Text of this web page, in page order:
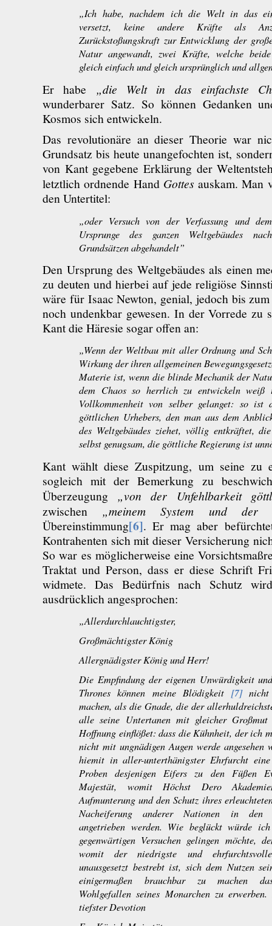
„Ich habe, nachdem ich die Welt in das
versetzt, keine andere Kräfte als
Zurückstoßungskraft zur Entwicklung der
Natur angewandt, zwei Kräfte, welche
gleich einfach und gleich ursprünglich und
Er habe „die Welt in das einfachste
wunderbarer Satz. So können Gedanken
Kosmos sich entwickeln.
Das revolutionäre an dieser Theorie war
Grundsatz bis heute unangefochten ist,
von Kant gegebene Erklärung der
letztlich ordnende Hand Gottes auskam. Man
den Untertitel:
„oder Versuch von der Verfassung und
Ursprunge des ganzen Weltgebäudes
Grundsätzen abgehandelt”
Den Ursprung des Weltgebäudes als einen
zu deuten und hierbei auf jede religiöse
wäre für Isaac Newton, genial, jedoch bis
noch undenkbar gewesen. In der Vorrede zu
Kant die Häresie sogar offen an:
„Wenn der Weltbau mit aller Ordnung und
Wirkung der ihren allgemeinen
Materie ist, wenn die blinde Mechanik der
dem Chaos so herrlich zu entwickeln weiß
Vollkommenheit von selber gelanget: so ist
göttlichen Urhebers, den man aus dem
des Weltgebäudes ziehet, völlig entkräftet,
selbst genugsam, die göttliche Regierung ist
Kant wählt diese Zuspitzung, um seine zu
sogleich mit der Bemerkung zu
Überzeugung „von der Unfehlbarkeit
zwischen „meinem System und der
Übereinstimmung[6]. Er mag aber
Kontrahenten sich mit dieser Versicherung
So war es möglicherweise eine
Traktat und Person, dass er diese Schrift
widmete. Das Bedürfnis nach Schutz
ausdrücklich angesprochen:
„Allerdurchlauchtigster,
Großmächtigster König
Allergnädigster König und Herr!
Die Empfindung der eigenen Unwürdigkeit
Thrones können meine Blödigkeit [7]
machen, als die Gnade, die der aller
alle seine Untertanen mit gleicher
Hoffnung einflößet: dass die Kühnheit, der ich
nicht mit ungnädigen Augen werde angesehen
hiemit in aller-unterthänigster Ehrfurcht
Proben desjenigen Eifers zu den Füßen
Majestät, womit Höchst Dero
Aufmunterung und den Schutz ihres
Nacheiferung anderer Nationen in den
angetrieben werden. Wie beglückt würde
gegenwärtigen Versuchen gelingen möchte,
womit der niedrigste und
unausgesetzt bestrebt ist, sich dem Nutzen
einigermaßen brauchbar zu machen
Wohlgefallen seines Monarchen zu
tiefster Devotion